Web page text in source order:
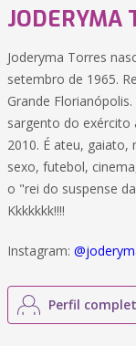
JODERYMA
Joderyma Torres
setembro de 1965.
Grande
sargento do
2010. É ateu,
sexo, futebol,
o "rei do suspense
Kkkkkkk!!!!
Instagram:
Perfil